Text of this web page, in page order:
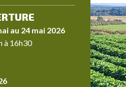
au 24 mai 2026
à 16h30